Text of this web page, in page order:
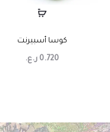
كوسا أسبيرنت
0.720 ر.ع.